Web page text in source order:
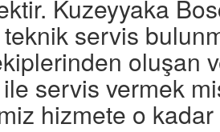
Kuzeyyaka
servis
oluşan
servis vermek
hizmete o